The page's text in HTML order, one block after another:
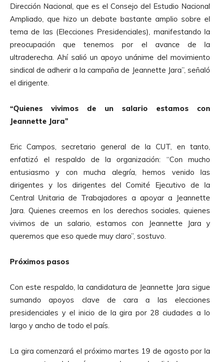
Dirección Nacional, que es el Consejo del Estudio Nacional
Ampliado, que hizo un debate bastante amplio sobre el
tema de las (Elecciones Presidenciales), manifestando la
preocupación que tenemos por el avance de la
ultraderecha. Ahí salió un apoyo unánime del movimiento
sindical de adherir a la campaña de Jeannette Jara”, señaló
el dirigente.
“Quienes vivimos de un salario estamos con
Jeannette Jara”
Eric Campos, secretario general de la CUT, en tanto,
enfatizó el respaldo de la organización: “Con mucho
entusiasmo y con mucha alegría, hemos venido las
dirigentes y los dirigentes del Comité Ejecutivo de la
Central Unitaria de Trabajadores a apoyar a Jeannette
Jara. Quienes creemos en los derechos sociales, quienes
vivimos de un salario, estamos con Jeannette Jara y
queremos que eso quede muy claro”, sostuvo.
Próximos pasos
Con este respaldo, la candidatura de Jeannette Jara sigue
sumando apoyos clave de cara a las elecciones
presidenciales y el inicio de la gira por 28 ciudades a lo
largo y ancho de todo el país.
La gira comenzará el próximo martes 19 de agosto por la